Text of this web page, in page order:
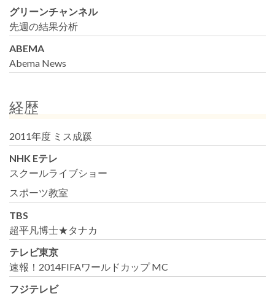
グリーンチャンネル
先週の結果分析
ABEMA
Abema News
経歴
2011年度 ミス成蹊
NHK Eテレ
スクールライブショー
スポーツ教室
TBS
超平凡博士★タナカ
テレビ東京
速報！2014FIFAワールドカップ MC
フジテレビ